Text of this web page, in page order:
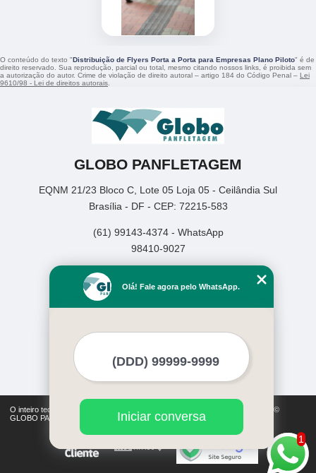
O conteúdo do texto "Distribuição de Flyers Porta a Porta para Empresas Plano Piloto" é de
direito reservado. Sua reprodução, parcial ou total, mesmo citando nossos links, é proibida sem
a autorização do autor. Crime de violação de direito autoral – artigo 184 do Código Penal – Lei
9610/98 - Lei de direitos autorais
GLOBO PANFLETAGEM
EQNM 21/23 Bloco C, Lote 05 Loja 05 - Ceilândia Sul
Brasília - DF - CEP: 72215-583
(61) 99143-4374 - WhatsApp
98410-9027
Empresa
Missão
Mapa do site
O inteiro teor deste site está sujeito à proteção de direitos autorais. Copyright©
GLOBO PANFLETAGEM (Lei 9610 de 19/02/1998)
1
Olá! Fale agora pelo WhatsApp.
Iniciar conversa